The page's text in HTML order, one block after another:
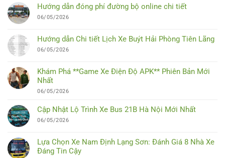
Hướng dẫn đóng phí đường bộ online chi tiết
06/05/2026
Hướng dẫn Chi tiết Lịch Xe Buýt Hải Phòng Tiên Lãng
06/05/2026
Khám Phá **Game Xe Điện Độ APK** Phiên Bản Mới
Nhất
06/05/2026
Cập Nhật Lộ Trình Xe Bus 21B Hà Nội Mới Nhất
06/05/2026
Lựa Chọn Xe Nam Định Lạng Sơn: Đánh Giá 8 Nhà Xe
Đáng Tin Cậy